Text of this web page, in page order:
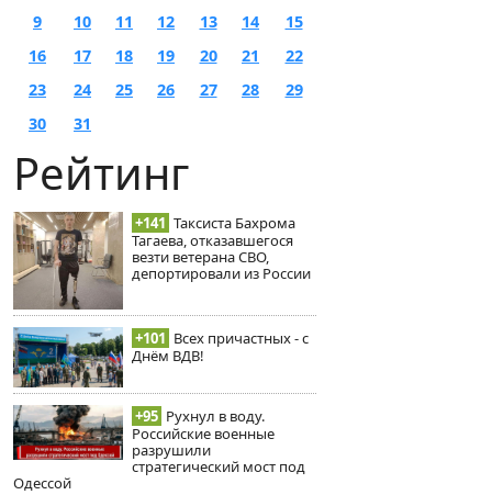
9
10 11 12 13 14
15
16
17 18 19 20 21
22
23
24 25 26 27 28
29
30
31
Рейтинг
+141 Таксиста Бахрома
Тагаева, отказавшегося
везти ветерана СВО,
депортировали из России
+101 Всех причастных - с
Днём ВДВ!
+95 Рухнул в воду.
Российские военные
разрушили
стратегический мост под
Одессой